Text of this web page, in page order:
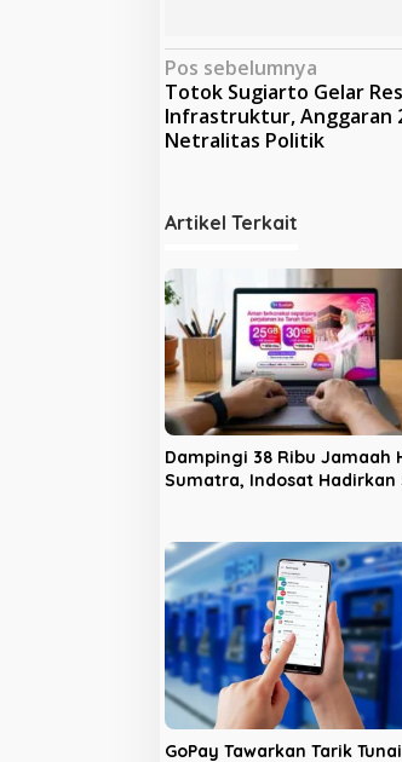
N
a
v
g
a
s
i
p
o
s
Pos sebelumnya
Totok Sugiarto Gelar
Infrastruktur, Anggaran
Netralitas Politik
Artikel Terkait
Dampingi 38 Ribu Jamaah
Sumatra, Indosat Hadirkan
GoPay Tawarkan Tarik Tunai